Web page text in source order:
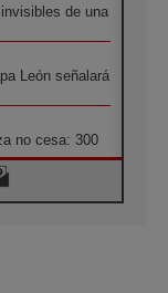
de una
León señalará
no cesa: 300
mundo, solo la